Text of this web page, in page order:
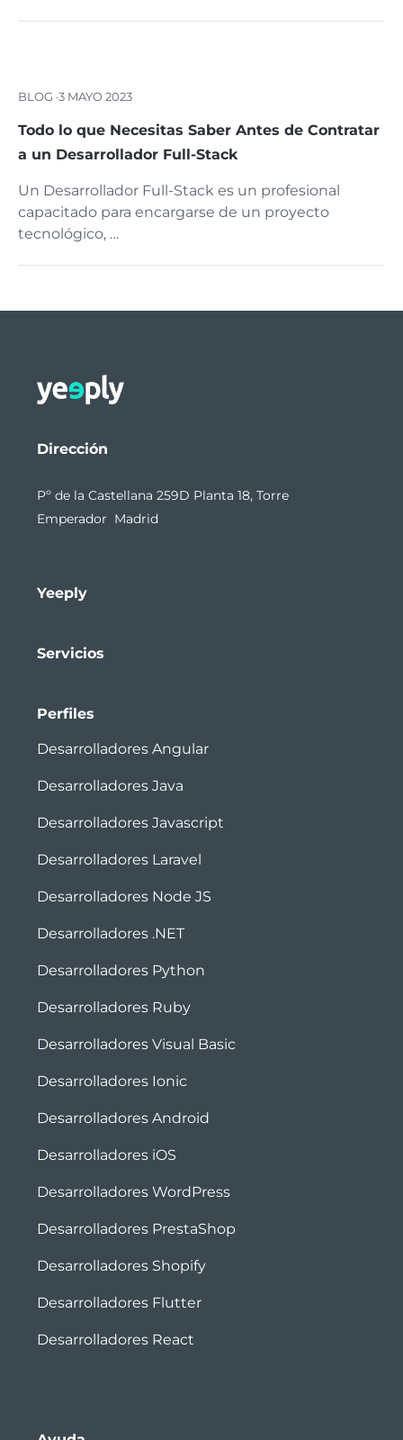
BLOG ·3 MAYO 2023
Todo lo que Necesitas Saber Antes de Contratar
a un Desarrollador Full-Stack
Un Desarrollador Full-Stack es un profesional
capacitado para encargarse de un proyecto
tecnológico, …
Dirección
Pº de la Castellana 259D Planta 18, Torre
Emperador Madrid
Yeeply
Servicios
Perfiles
Desarrolladores Angular
Desarrolladores Java
Desarrolladores Javascript
Desarrolladores Laravel
Desarrolladores Node JS
Desarrolladores .NET
Desarrolladores Python
Desarrolladores Ruby
Desarrolladores Visual Basic
Desarrolladores Ionic
Desarrolladores Android
Desarrolladores iOS
Desarrolladores WordPress
Desarrolladores PrestaShop
Desarrolladores Shopify
Desarrolladores Flutter
Desarrolladores React